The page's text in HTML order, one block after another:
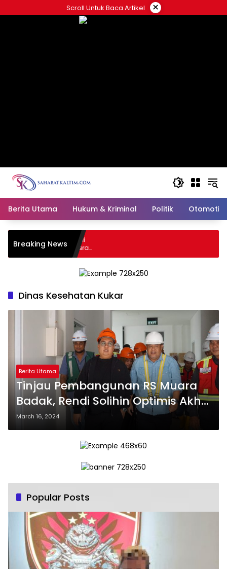
to
Scroll Untuk Baca Artikel ×
Berita Utama Hukum & Kriminal Politik Otomotif
Breaking News
Era Digital, Wali
PKK Perkuat Literasi
Muda
Dinas Kesehatan Kukar
Berita Utama
Tinjau Pembangunan RS Muara
Badak, Rendi Solihin Optimis Akhir
2024 Bisa Dioperasikan
March 16, 2024
Popular Posts